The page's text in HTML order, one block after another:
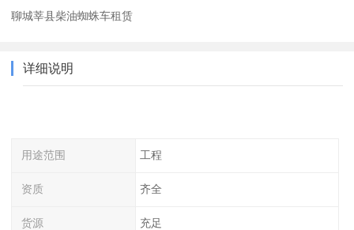
聊城莘县柴油蜘蛛车租赁
详细说明
用途范围 工程
资质 齐全
货源 充足